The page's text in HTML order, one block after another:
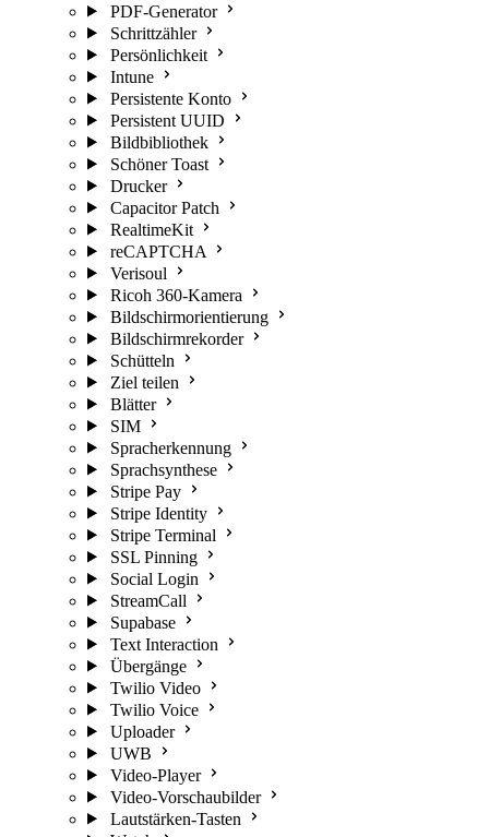
PDF-Generator
Schrittzähler
Persönlichkeit
Intune
Persistente Konto
Persistent UUID
Bildbibliothek
Schöner Toast
Drucker
Capacitor Patch
RealtimeKit
reCAPTCHA
Verisoul
Ricoh 360-Kamera
Bildschirmorientierung
Bildschirmrekorder
Schütteln
Ziel teilen
Blätter
SIM
Spracherkennung
Sprachsynthese
Stripe Pay
Stripe Identity
Stripe Terminal
SSL Pinning
Social Login
StreamCall
Supabase
Text Interaction
Übergänge
Twilio Video
Twilio Voice
Uploader
UWB
Video-Player
Video-Vorschaubilder
Lautstärken-Tasten